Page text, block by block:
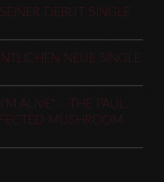
DEBUT-SINGLE
NEUE SINGLE
ALIVE“ – THE PAUL
MUSHROOM